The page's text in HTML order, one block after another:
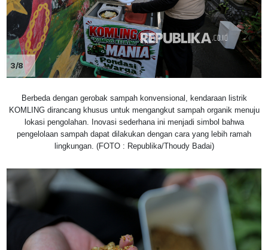
3/8
Berbeda dengan gerobak sampah konvensional, kendaraan listrik
KOMLING dirancang khusus untuk mengangkut sampah organik menuju
lokasi pengolahan. Inovasi sederhana ini menjadi simbol bahwa
pengelolaan sampah dapat dilakukan dengan cara yang lebih ramah
lingkungan. (FOTO : Republika/Thoudy Badai)